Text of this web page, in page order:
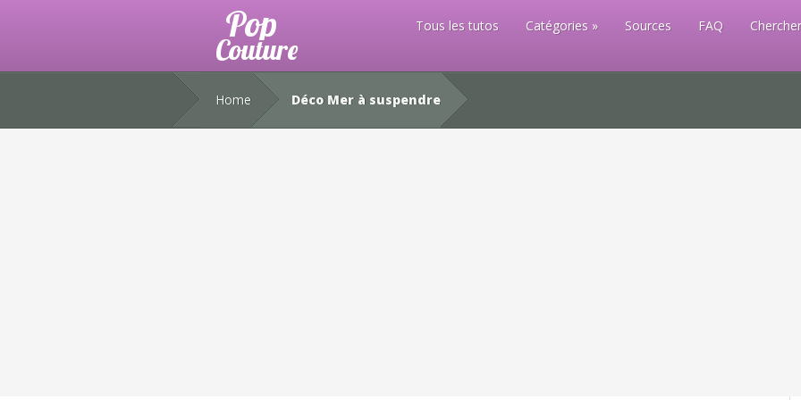
Tous les tutos Catégories Sources FAQ
Home Déco Mer à suspendre